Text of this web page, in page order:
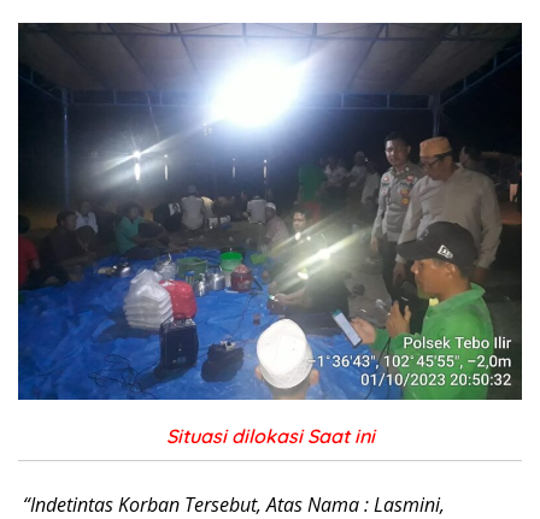
Situasi dilokasi Saat ini
“Indetintas Korban Tersebut, Atas Nama : Lasmini,